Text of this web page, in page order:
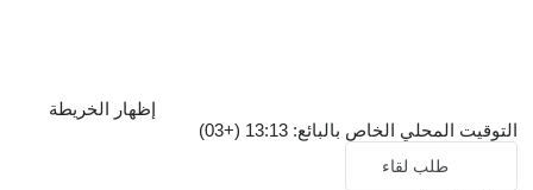
إظهار الخريطة
التوقيت المحلي الخاص بالبائع: 13:13 (+03)
طلب لقاء